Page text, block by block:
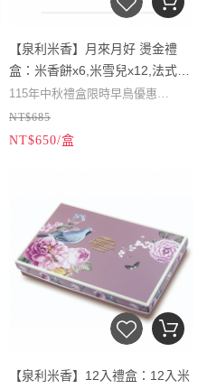
【泉利米香】月來月好 燙金禮
盒：米香餅x6,米雪兒x12,法式米
兒x3
115年中秋禮盒限時早鳥優惠
115/08/07 - 115/08/27前預訂★同款
禮盒滿10盒贈1盒 滿16盒贈2盒
※產品都可放二個月，建議提早到
貨。
※禮盒內的米香如要全素食的需
求，可備註告知，感謝！
NT$685
NT$650/盒
【泉利米香】12入禮盒：12入米